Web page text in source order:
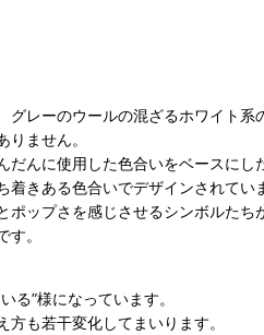
レーのウールの混ざるホワイト系
ません。
んに使用した色合いをベースにし
きある色合いでデザインされてい
ップさを感じさせるシンボルたち
。
る”様になっています。
も若干変化してまいります。